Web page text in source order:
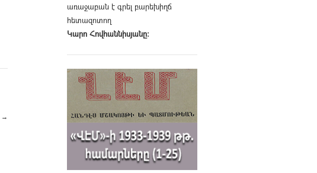
→
առաջաբան է գրել բարեխիղճ
հետազոտող
Կարո Հովհաննիսյանը։